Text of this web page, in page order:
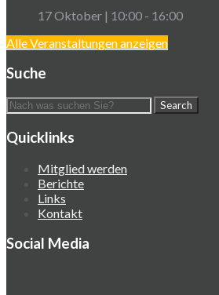
17 Oktober | 10:00 - 16:00
Alle Veranstaltungen anzeigen
Suche
Quicklinks
Mitglied werden
Berichte
Links
Kontakt
Social Media